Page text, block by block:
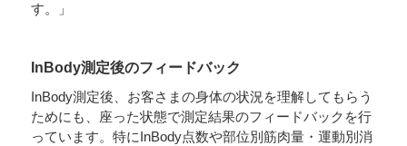
す。」
InBody測定後のフィードバック
InBody測定後、お客さまの身体の状況を理解してもらう
ためにも、座った状態で測定結果のフィードバックを行
っています。特にInBody点数や部位別筋肉量・運動別消